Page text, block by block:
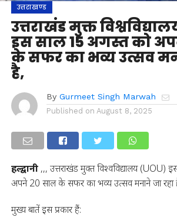
उत्तराखण्ड
उत्तराखंड मुक्त
इस साल 15 अगस्त को
के सफर का भव्य उत्सव
है,
By Gurmeet Singh Marwah
Published on August 8, 2025
हल्द्वानी,,, उत्तराखंड मुक्त विश्वविद्यालय (UOU)
अपने 20 साल के सफर का भव्य उत्सव मनाने जा रहा
मुख्य बातें इस प्रकार हैं: